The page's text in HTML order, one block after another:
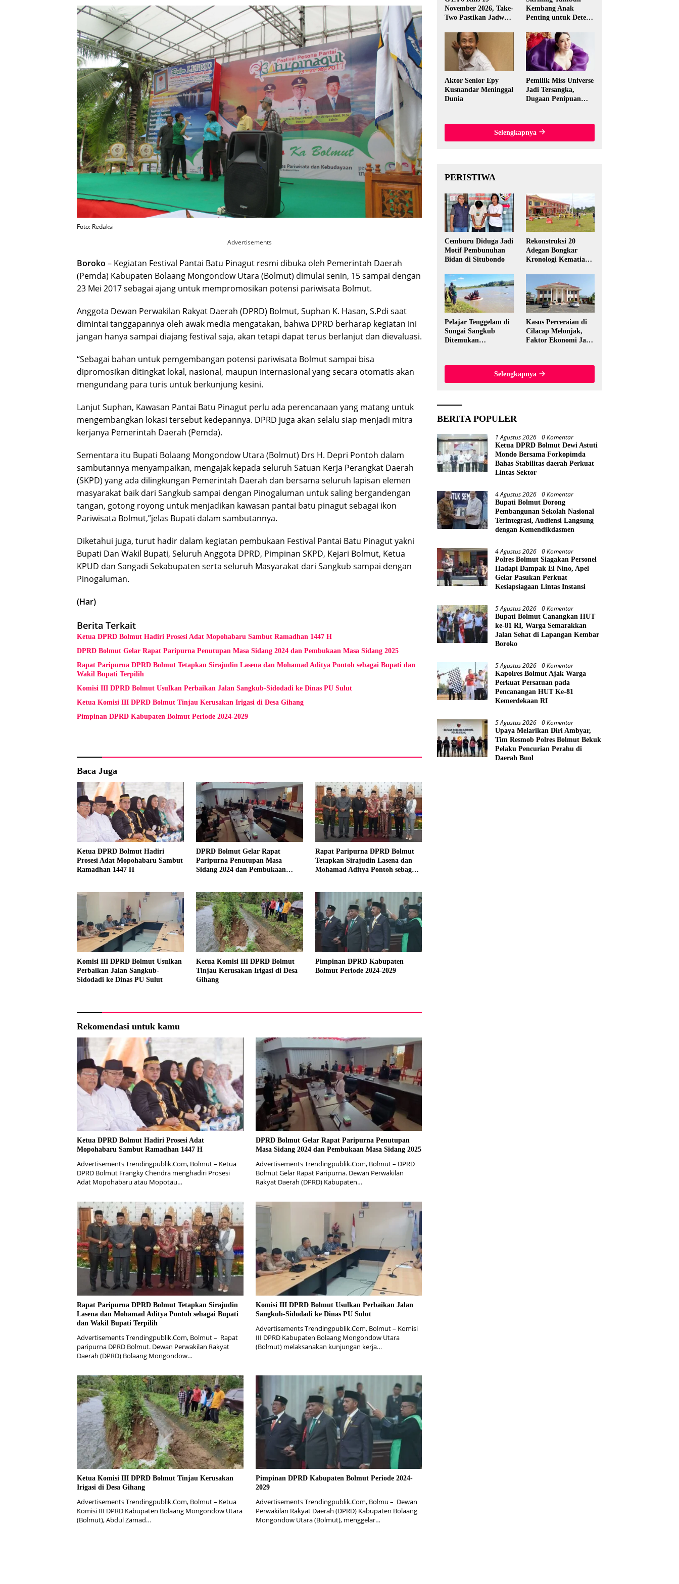
Foto: Redaksi
Advertisements
Boroko – Kegiatan Festival Pantai Batu Pinagut resmi dibuka oleh Pemerintah Daerah
(Pemda) Kabupaten Bolaang Mongondow Utara (Bolmut) dimulai senin, 15 sampai dengan
23 Mei 2017 sebagai ajang untuk mempromosikan potensi pariwisata Bolmut.
Anggota Dewan Perwakilan Rakyat Daerah (DPRD) Bolmut, Suphan K. Hasan, S.Pdi saat
dimintai tanggapannya oleh awak media mengatakan, bahwa DPRD berharap kegiatan ini
jangan hanya sampai diajang festival saja, akan tetapi dapat terus berlanjut dan dievaluasi.
“Sebagai bahan untuk pemgembangan potensi pariwisata Bolmut sampai bisa
dipromosikan ditingkat lokal, nasional, maupun internasional yang secara otomatis akan
mengundang para turis untuk berkunjung kesini.
Lanjut Suphan, Kawasan Pantai Batu Pinagut perlu ada perencanaan yang matang untuk
mengembangkan lokasi tersebut kedepannya. DPRD juga akan selalu siap menjadi mitra
kerjanya Pemerintah Daerah (Pemda).
Sementara itu Bupati Bolaang Mongondow Utara (Bolmut) Drs H. Depri Pontoh dalam
sambutannya menyampaikan, mengajak kepada seluruh Satuan Kerja Perangkat Daerah
(SKPD) yang ada dilingkungan Pemerintah Daerah dan bersama seluruh lapisan elemen
masyarakat baik dari Sangkub sampai dengan Pinogaluman untuk saling bergandengan
tangan, gotong royong untuk menjadikan kawasan pantai batu pinagut sebagai ikon
Pariwisata Bolmut,”jelas Bupati dalam sambutannya.
Diketahui juga, turut hadir dalam kegiatan pembukaan Festival Pantai Batu Pinagut yakni
Bupati Dan Wakil Bupati, Seluruh Anggota DPRD, Pimpinan SKPD, Kejari Bolmut, Ketua
KPUD dan Sangadi Sekabupaten serta seluruh Masyarakat dari Sangkub sampai dengan
Pinogaluman.
(Har)
Berita Terkait
Ketua DPRD Bolmut Hadiri Prosesi Adat Mopohabaru Sambut Ramadhan 1447 H
DPRD Bolmut Gelar Rapat Paripurna Penutupan Masa Sidang 2024 dan Pembukaan Masa Sidang 2025
Rapat Paripurna DPRD Bolmut Tetapkan Sirajudin Lasena dan Mohamad Aditya Pontoh sebagai Bupati dan
Wakil Bupati Terpilih
Komisi III DPRD Bolmut Usulkan Perbaikan Jalan Sangkub-Sidodadi ke Dinas PU Sulut
Ketua Komisi III DPRD Bolmut Tinjau Kerusakan Irigasi di Desa Gihang
Pimpinan DPRD Kabupaten Bolmut Periode 2024-2029
Baca Juga
Ketua DPRD Bolmut Hadiri
Prosesi Adat Mopohabaru Sambut
Ramadhan 1447 H
DPRD Bolmut Gelar Rapat
Paripurna Penutupan Masa
Sidang 2024 dan Pembukaan
Rapat Paripurna DPRD Bolmut
Tetapkan Sirajudin Lasena dan
Mohamad Aditya Pontoh sebagai
Komisi III DPRD Bolmut Usulkan
Perbaikan Jalan Sangkub-
Sidodadi ke Dinas PU Sulut
Ketua Komisi III DPRD Bolmut
Tinjau Kerusakan Irigasi di Desa
Gihang
Pimpinan DPRD Kabupaten
Bolmut Periode 2024-2029
Rekomendasi untuk kamu
Ketua DPRD Bolmut Hadiri Prosesi Adat
Mopohabaru Sambut Ramadhan 1447 H
Advertisements Trendingpublik.Com, Bolmut – Ketua
DPRD Bolmut Frangky Chendra menghadiri Prosesi
Adat Mopohabaru atau Mopotau…
DPRD Bolmut Gelar Rapat Paripurna Penutupan
Masa Sidang 2024 dan Pembukaan Masa Sidang 2025
Advertisements Trendingpublik.Com, Bolmut – DPRD
Bolmut Gelar Rapat Paripurna. Dewan Perwakilan
Rakyat Daerah (DPRD) Kabupaten…
Rapat Paripurna DPRD Bolmut Tetapkan Sirajudin
Lasena dan Mohamad Aditya Pontoh sebagai Bupati
dan Wakil Bupati Terpilih
Advertisements Trendingpublik.Com, Bolmut – Rapat
paripurna DPRD Bolmut. Dewan Perwakilan Rakyat
Daerah (DPRD) Bolaang Mongondow…
Komisi III DPRD Bolmut Usulkan Perbaikan Jalan
Sangkub-Sidodadi ke Dinas PU Sulut
Advertisements Trendingpublik.Com, Bolmut – Komisi
III DPRD Kabupaten Bolaang Mongondow Utara
(Bolmut) melaksanakan kunjungan kerja…
Ketua Komisi III DPRD Bolmut Tinjau Kerusakan
Irigasi di Desa Gihang
Advertisements Trendingpublik.Com, Bolmut – Ketua
Komisi III DPRD Kabupaten Bolaang Mongondow Utara
(Bolmut), Abdul Zamad…
Pimpinan DPRD Kabupaten Bolmut Periode 2024-
2029
Advertisements Trendingpublik.Com, Bolmu – Dewan
Perwakilan Rakyat Daerah (DPRD) Kabupaten Bolaang
Mongondow Utara (Bolmut), menggelar…
November 2026, Take-
Two Pastikan Jadwal
Kembang Anak
Penting untuk Deteksi
Perkembangan
Aktor Senior Epy
Kusnandar Meninggal
Dunia
Pemilik Miss Universe
Jadi Tersangka,
Dugaan Penipuan
Thailand
Selengkapnya
PERISTIWA
Cemburu Diduga Jadi
Motif Pembunuhan
Bidan di Situbondo
Rekonstruksi 20
Adegan Bongkar
Kronologi Kematian
Pelajar Tenggelam di
Sungai Sangkub
Ditemukan
Meter dari Lokasi
Kasus Perceraian di
Cilacap Melonjak,
Faktor Ekonomi Jadi
Selengkapnya
BERITA POPULER
1 Agustus 2026 0 Komentar
Ketua DPRD Bolmut Dewi Astuti
Mondo Bersama Forkopimda
Bahas Stabilitas daerah Perkuat
Lintas Sektor
4 Agustus 2026 0 Komentar
Bupati Bolmut Dorong
Pembangunan Sekolah Nasional
Terintegrasi, Audiensi Langsung
dengan Kemendikdasmen
4 Agustus 2026 0 Komentar
Polres Bolmut Siagakan Personel
Hadapi Dampak El Nino, Apel
Gelar Pasukan Perkuat
Kesiapsiagaan Lintas Instansi
5 Agustus 2026 0 Komentar
Bupati Bolmut Canangkan HUT
ke-81 RI, Warga Semarakkan
Jalan Sehat di Lapangan Kembar
Boroko
5 Agustus 2026 0 Komentar
Kapolres Bolmut Ajak Warga
Perkuat Persatuan pada
Pencanangan HUT Ke-81
Kemerdekaan RI
5 Agustus 2026 0 Komentar
Upaya Melarikan Diri Ambyar,
Tim Resmob Polres Bolmut Bekuk
Pelaku Pencurian Perahu di
Daerah Buol